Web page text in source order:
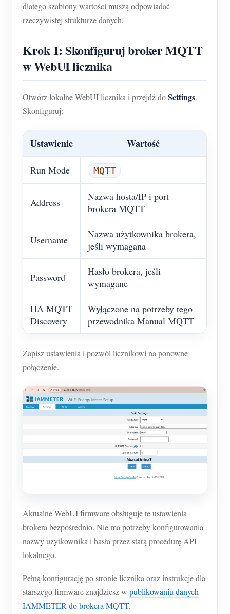
dlatego szablony wartości muszą odpowiadać
rzeczywistej strukturze danych.
Krok 1: Skonfiguruj broker MQTT
w WebUI licznika
Otwórz lokalne WebUI licznika i przejdź doSettings.
Skonfiguruj:
Ustawienie Wartość
Run Mode MQTT
Address
Nazwa hosta/IP i port
brokera MQTT
Username
Nazwa użytkownika brokera,
jeśli wymagana
Password
Hasło brokera, jeśli
wymagane
HA MQTT
Discovery
Wyłączone na potrzeby tego
przewodnika Manual MQTT
Zapisz ustawienia i pozwól licznikowi na ponowne
połączenie.
Aktualne WebUI firmware obsługuje te ustawienia
brokera bezpośrednio. Nie ma potrzeby konfigurowania
nazwy użytkownika i hasła przez starą procedurę API
lokalnego.
Pełną konfigurację po stronie licznika oraz instrukcje dla
starszego firmware znajdziesz w publikowaniu danych
IAMMETER do brokera MQTT.